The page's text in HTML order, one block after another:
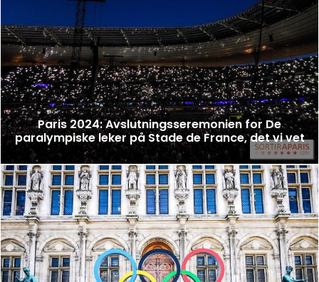
Paris 2024: Avslutningsseremonien for De
paralympiske leker på Stade de France, det vi vet